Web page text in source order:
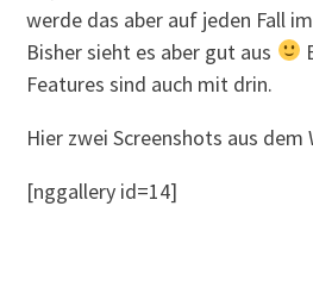
werde das aber auf jeden Fall
Bisher sieht es aber gut aus
Features sind auch mit drin.
Hier zwei Screenshots aus dem
[nggallery id=14]